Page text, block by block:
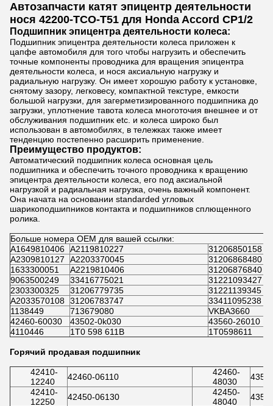
Автозапчасти катят эпицентр деятельности
нося 42200-TCO-T51 для Honda Accord CP1/2
Подшипник эпицентра деятельности колеса:
Подшипник эпицентра деятельности колеса приложен к
цапфе автомобиля для того чтобы нагрузить и обеспечить
точные компоненты проводника для вращения эпицентра
деятельности колеса, и нося аксиальную нагрузку и
радиальную нагрузку. Он имеет хорошую работу к установке,
снятому зазору, легковесу, компактной текстуре, емкости
большой нагрузки, для загерметизированного подшипника до
загрузки, уплотнение тавота колеса многоточия внешнее и от
обслуживания подшипник etc. и колеса широко был
использован в автомобилях, в тележках также имеет
тенденцию постепенно расширить применение.
Преимущество продуктов:
Автоматический подшипник колеса основная цель
подшипника и обеспечить точного проводника к вращению
эпицентра деятельности колеса, его под аксиальной
нагрузкой и радиальная нагрузка, очень важный компонент.
Она начата на основании standarded угловых
шарикоподшипников контакта и подшипников сплющенного
ролика.
Больше номера OEM для вашей ссылки:
A1649810406 A2119810227 31206850158
A2309810127
A2203370045 31206868480
1633300051
A2219810406 31206876840
9063500249
33416775021 31221093427
2303300325
31206779735 31221139345
A2033570108 31206783747 33411095238
1138449
713679080 VKBA3660
42460-60030
43502-0k030 43560-26010
4110446
1T0 598 611B 1T0598611
Горячий продавая подшипник
42410-
12240
42460-06110
42460-
48030
42410-
12250
42450-06130
42450-
48040